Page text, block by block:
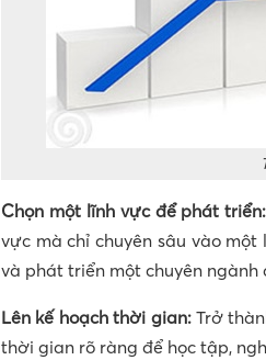
Chọn một lĩnh vực để phát triển:
vực mà chỉ chuyên sâu vào
và phát triển một chuyên ngành
Lên kế hoạch thời gian: Trở
thời gian rõ ràng để học tập,